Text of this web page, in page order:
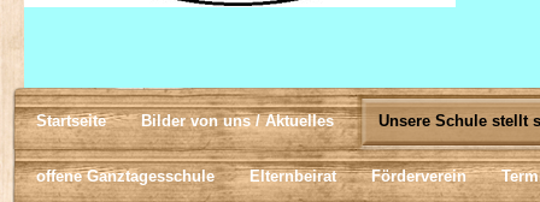
Startseite Bilder von uns / Aktuelles Unsere Schule stellt
offene Ganztagesschule Elternbeirat Förderverein